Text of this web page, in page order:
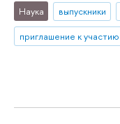
Наука выпускники
приглашение к участию